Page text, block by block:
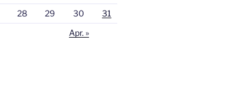
28 29 30
31
Apr. »